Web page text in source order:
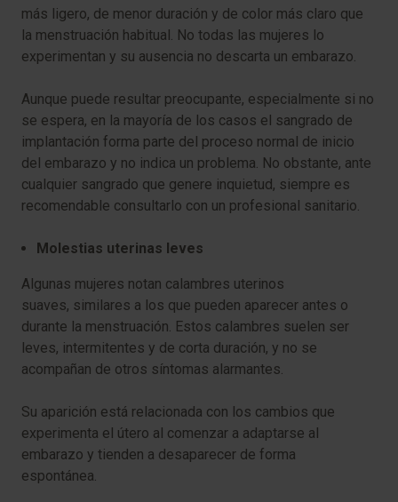
más ligero, de menor duración y de color más claro que
la menstruación habitual. No todas las mujeres lo
experimentan y su ausencia no descarta un embarazo.
Aunque puede resultar preocupante, especialmente si no
se espera, en la mayoría de los casos el sangrado de
implantación forma parte del proceso normal de inicio
del embarazo y no indica un problema. No obstante, ante
cualquier sangrado que genere inquietud, siempre es
recomendable consultarlo con un profesional sanitario.
Molestias uterinas leves
Algunas mujeres notan calambres uterinos
suaves, similares a los que pueden aparecer antes o
durante la menstruación. Estos calambres suelen ser
leves, intermitentes y de corta duración, y no se
acompañan de otros síntomas alarmantes.
Su aparición está relacionada con los cambios que
experimenta el útero al comenzar a adaptarse al
embarazo y tienden a desaparecer de forma
espontánea.